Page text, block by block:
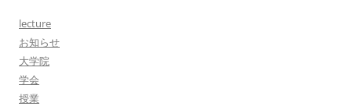
lecture
お知らせ
大学院
学会
授業